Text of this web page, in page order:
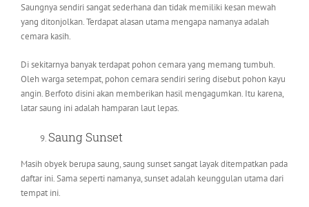
Saungnya sendiri sangat sederhana dan tidak memiliki kesan mewah
yang ditonjolkan. Terdapat alasan utama mengapa namanya adalah
cemara kasih.
Di sekitarnya banyak terdapat pohon cemara yang memang tumbuh.
Oleh warga setempat, pohon cemara sendiri sering disebut pohon kayu
angin. Berfoto disini akan memberikan hasil mengagumkan. Itu karena,
latar saung ini adalah hamparan laut lepas.
Saung Sunset
Masih obyek berupa saung, saung sunset sangat layak ditempatkan pada
daftar ini. Sama seperti namanya, sunset adalah keunggulan utama dari
tempat ini.